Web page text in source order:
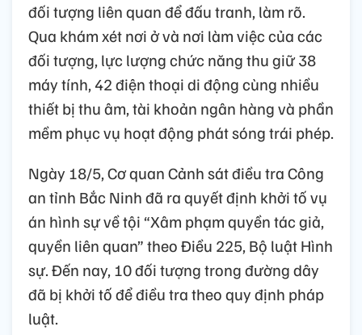
đối tượng liên quan để đấu tranh, làm rõ.
Qua khám xét nơi ở và nơi làm việc của các
đối tượng, lực lượng chức năng thu giữ 38
máy tính, 42 điện thoại di động cùng nhiều
thiết bị thu âm, tài khoản ngân hàng và phần
mềm phục vụ hoạt động phát sóng trái phép.
Ngày 18/5, Cơ quan Cảnh sát điều tra Công
an tỉnh Bắc Ninh đã ra quyết định khởi tố vụ
án hình sự về tội “Xâm phạm quyền tác giả,
quyền liên quan” theo Điều 225, Bộ luật Hình
sự. Đến nay, 10 đối tượng trong đường dây
đã bị khởi tố để điều tra theo quy định pháp
luật.